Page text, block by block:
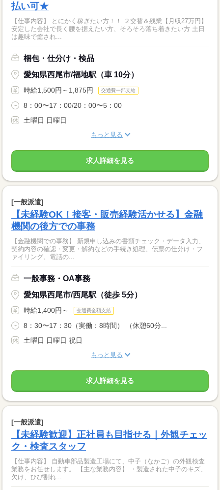
払い可★
【仕事内容】 とにかく稼ぎたい方！！ ２交替＆残業【月収27万円】
安定した会社で長く腰を据えたい方、そろそろ落ち着きたい方 土日
は趣味で癒され...
梱包・仕分け・検品
愛知県西尾市/福地駅（車 10分）
時給1,500円～1,875円 交通費一部支給
8：00〜17：00/20：00〜5：00
土曜日 日曜日
もっと見る
求人詳細を見る
[一般派遣]
【未経験OK！接客・販売経験活かせる】金融
機関の後方での事務
【金融機関での事務】 新規申し込みの書類チェック・データ入力、
契約内容の確認・変更・解約などの手続き処理、伝票の仕分け・フ
ァイリング、電話の...
一般事務・OA事務
愛知県西尾市/西尾駅（徒歩 5分）
時給1,400円～ 交通費全額支給
8：30〜17：30（実働：8時間） （休憩60分...
土曜日 日曜日 祝日
もっと見る
求人詳細を見る
[一般派遣]
【未経験歓迎】正社員も目指せる｜外観チェッ
ク・検査スタッフ
【仕事内容】 自動車部品製造工場にて、中子（なかご）の外観検査
業務をお任せします。 【主な業務内容】 ・製造された中子のキズ、
欠け、ひび割れ...